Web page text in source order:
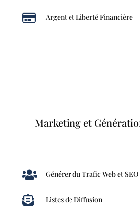
 Argent et Liberté Financière
Marketing et
 Générer du Trafic Web et SEO
 Listes de Diffusion